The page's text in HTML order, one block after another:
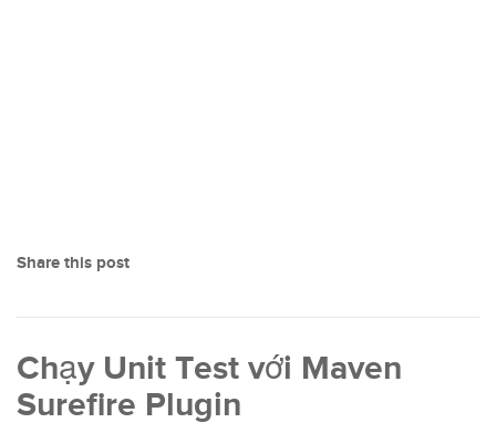
Share this post
Chạy Unit Test với Maven
Surefire Plugin